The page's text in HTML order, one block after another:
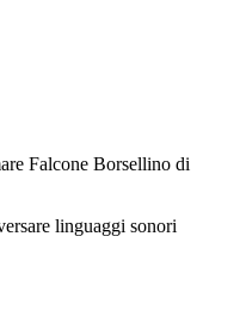
Falcone Borsellino di
linguaggi sonori